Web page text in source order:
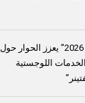
“منتدى الشارقة للاستثمار 2026” يعزز الحوار حول
اللوجستية